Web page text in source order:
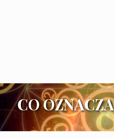
CO